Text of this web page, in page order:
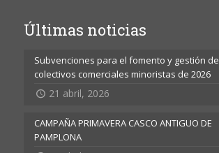
Últimas noticias
Subvenciones para el fomento y gestión de
colectivos comerciales minoristas de 2026
21 abril, 2026
CAMPAÑA PRIMAVERA CASCO ANTIGUO DE
PAMPLONA